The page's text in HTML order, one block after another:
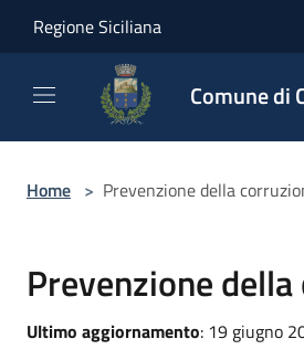
Regione Siciliana
Comune di
Home > Prevenzione della
Prevenzione
Ultimo aggiornamento: 19 giugno